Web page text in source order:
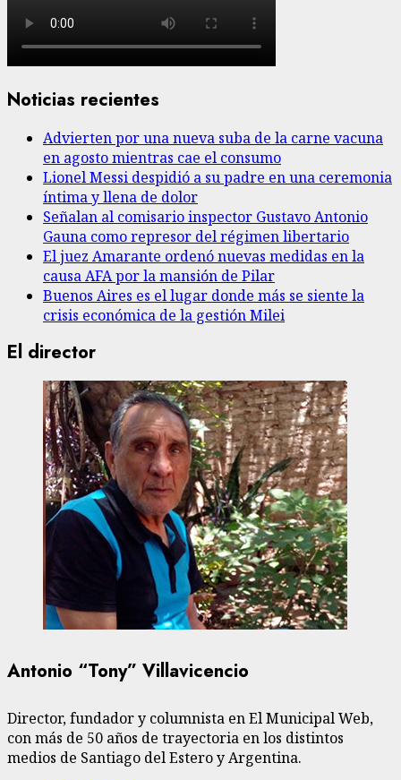
Noticias recientes
Advierten por una nueva suba de la carne vacuna
en agosto mientras cae el consumo
Lionel Messi despidió a su padre en una ceremonia
íntima y llena de dolor
Señalan al comisario inspector Gustavo Antonio
Gauna como represor del régimen libertario
El juez Amarante ordenó nuevas medidas en la
causa AFA por la mansión de Pilar
Buenos Aires es el lugar donde más se siente la
crisis económica de la gestión Milei
El director
Antonio “Tony” Villavicencio
Director, fundador y columnista en El Municipal Web,
con más de 50 años de trayectoria en los distintos
medios de Santiago del Estero y Argentina.